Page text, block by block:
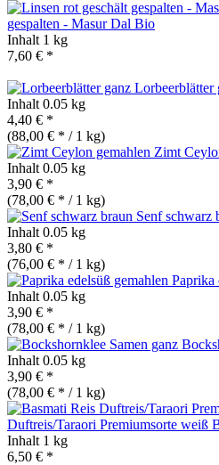
gespalten - Masur Dal Bio
Inhalt 1 kg
7,60 € *
Lorbeerblätter
Inhalt 0.05 kg
4,40 € *
(88,00 € * / 1 kg)
Zimt
Inhalt 0.05 kg
3,90 € *
(78,00 € * / 1 kg)
Senf schwarz
Inhalt 0.05 kg
3,80 € *
(76,00 € * / 1 kg)
Paprika
Inhalt 0.05 kg
3,90 € *
(78,00 € * / 1 kg)
Inhalt 0.05 kg
3,90 € *
(78,00 € * / 1 kg)
Duftreis/Taraori Premiumsorte weiß
Inhalt 1 kg
6,50 € *